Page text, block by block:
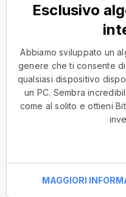
Esclusivo
Abbiamo sviluppato un
genere che ti consente
qualsiasi dispositivo
un PC. Sembra
come al solito e ottieni
MAGGIORI